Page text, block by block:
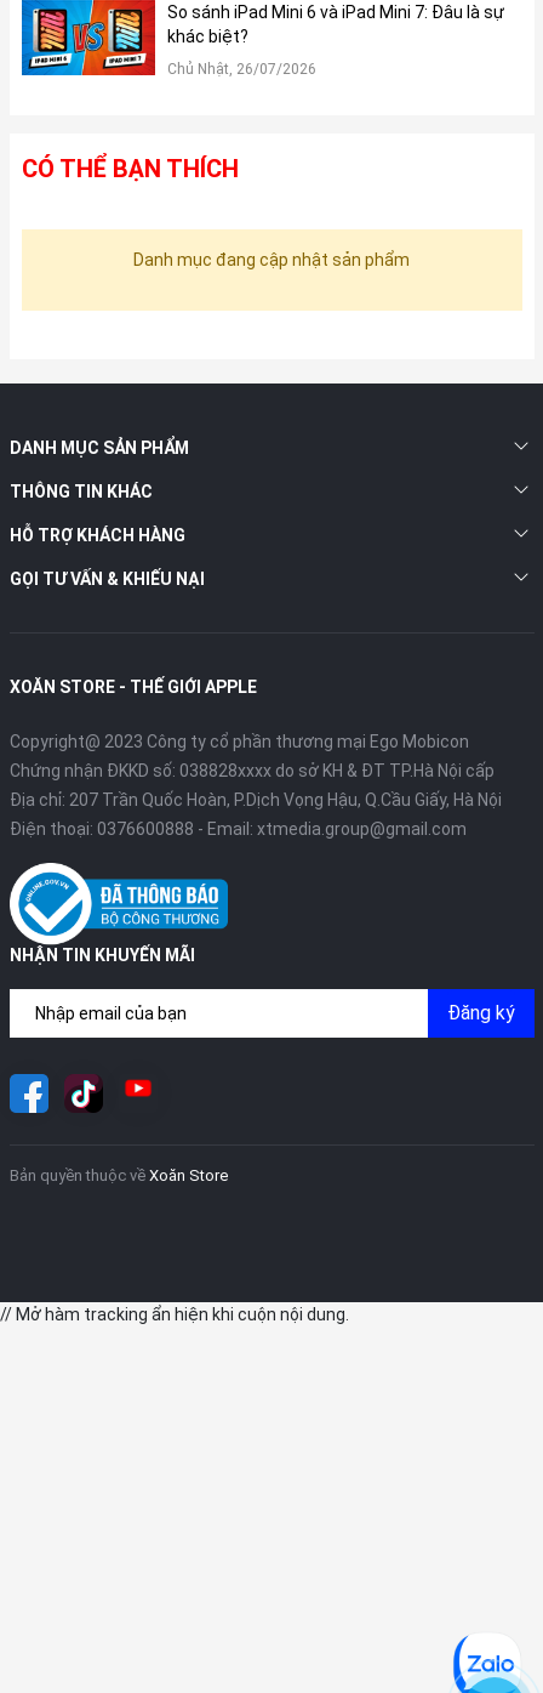
So sánh iPad Mini 6 và iPad Mini 7: Đâu là sự
khác biệt?
Chủ Nhật, 26/07/2026
CÓ THỂ BẠN THÍCH
Danh mục đang cập nhật sản phẩm
DANH MỤC SẢN PHẨM
THÔNG TIN KHÁC
HỖ TRỢ KHÁCH HÀNG
GỌI TƯ VẤN & KHIẾU NẠI
XOĂN STORE - THẾ GIỚI APPLE
Copyright@ 2023 Công ty cổ phần thương mại Ego Mobicon
Chứng nhận ĐKKD số: 038828xxxx do sở KH & ĐT TP.Hà Nội cấp
Địa chỉ: 207 Trần Quốc Hoàn, P.Dịch Vọng Hậu, Q.Cầu Giấy, Hà Nội
Điện thoại: 0376600888 - Email: xtmedia.group@gmail.com
NHẬN TIN KHUYẾN MÃI
Đăng ký
Bản quyền thuộc về Xoăn Store
// Mở hàm tracking ẩn hiện khi cuộn nội dung.